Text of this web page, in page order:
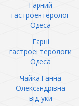
Гарний
гастроентеролог
Одеса
Гарні
гастроентерологи
Одеса
Чайка Ганна
Олександрівна
відгуки